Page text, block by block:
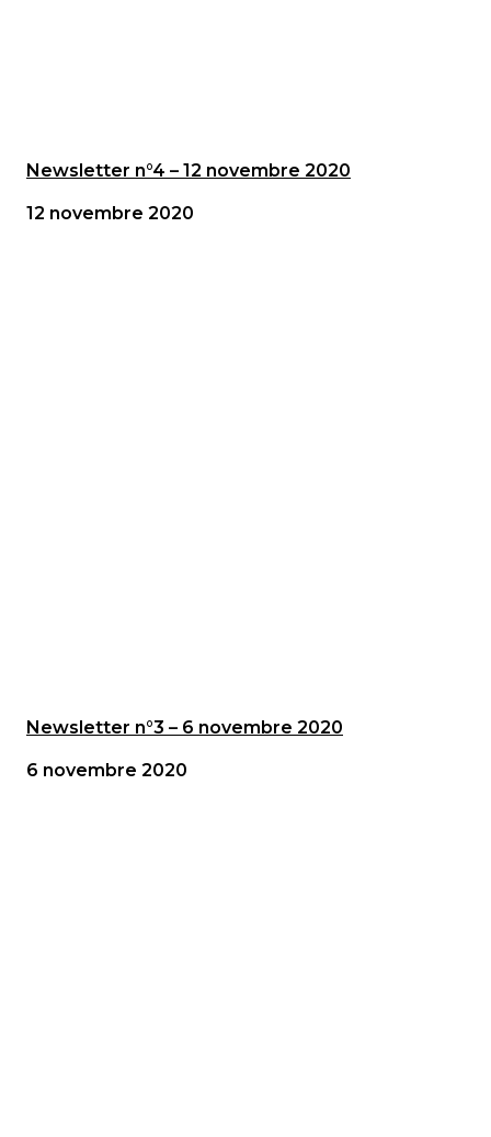
Newsletter n°4 – 12 novembre 2020
12 novembre 2020
Newsletter n°3 – 6 novembre 2020
6 novembre 2020